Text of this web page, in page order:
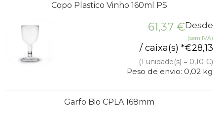
Copo Plastico Vinho 160ml PS
Desde
61,37 €
(sem IVA)
28,13
€
/ caixa(s) *
(1 unidade(s) = 0,10 €)
Peso de envio: 0,02 kg
Garfo Bio CPLA 168mm